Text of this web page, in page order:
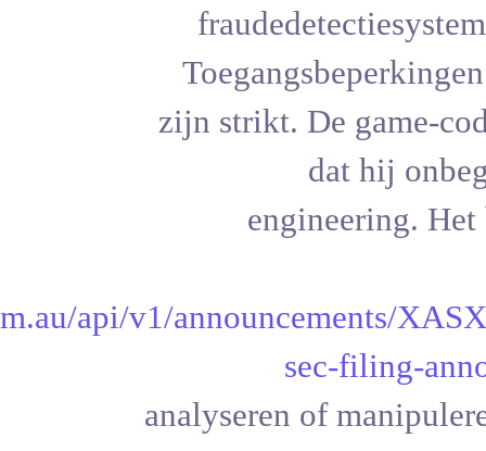
zijn strikt.
api/v1/
analyseren